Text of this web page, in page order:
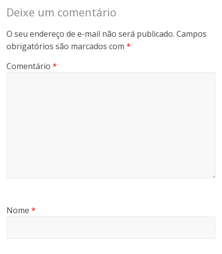
Deixe um comentário
O seu endereço de e-mail não será publicado. Campos
obrigatórios são marcados com*
Comentário*
Nome*